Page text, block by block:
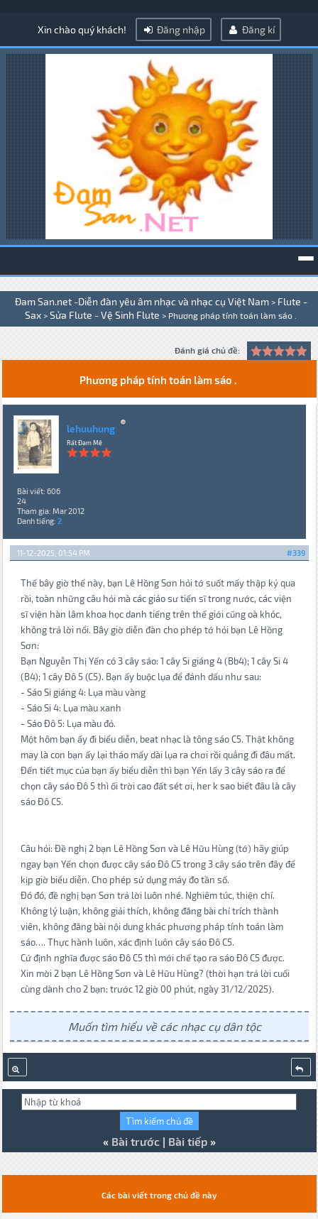
Xin chào quý khách! Đăng nhập Đăng kí
Đam San.net -Diễn đàn yêu âm nhạc và nhạc cụ Việt Nam > Flute -
Sax > Sửa Flute - Vệ Sinh Flute > Phương pháp tính toán làm sáo .
Đánh giá chủ đề:
Phương pháp tính toán làm sáo .
lehuuhung
Rất Đam Mê
Bài viết: 606
24
Tham gia: Mar 2012
Danh tiếng: 2
#339
11-12-2025, 01:54 PM
Thế bây giờ thế này, bạn Lê Hồng Sơn hỏi tớ suốt mấy thập kỷ qua
rồi, toàn những câu hỏi mà các giáo sư tiến sĩ trong nước, các viện
sĩ viện hàn lâm khoa học danh tiếng trên thế giới cũng oà khóc,
không trả lời nổi. Bây giờ diễn đàn cho phép tớ hỏi bạn Lê Hồng
Sơn:
Bạn Nguyễn Thị Yến có 3 cây sáo: 1 cây Si giáng 4 (Bb4); 1 cây Si 4
(B4); 1 cây Đô 5 (C5). Bạn ấy buộc lụa để đánh dấu như sau:
- Sáo Si giáng 4: Lụa màu vàng
- Sáo Si 4: Lụa màu xanh
- Sáo Đô 5: Lụa màu đỏ.
Một hôm bạn ấy đi biểu diễn, beat nhạc là tông sáo C5. Thật không
may là con bạn ấy lại tháo mấy dài lụa ra chơi rồi quẳng đi đâu mất.
Đến tiết mục của bạn ấy biểu diễn thì bạn Yến lấy 3 cây sáo ra để
chọn cây sáo Đô 5 thì ối trời cao đất sét ơi, her k sao biết đâu là cây
sáo Đô C5.
Câu hỏi: Đề nghị 2 bạn Lê Hồng Sơn và Lê Hữu Hùng (tớ) hãy giúp
ngay bạn Yến chọn được cây sáo Đô C5 trong 3 cây sáo trên đây để
kịp giờ biểu diễn. Cho phép sử dụng máy đo tần số.
Đó đó, đề nghị bạn Sơn trả lời luôn nhé. Nghiêm túc, thiện chí.
Không lý luận, không giải thích, không đăng bài chỉ trích thành
viên, không đăng bài nội dung khác phương pháp tính toán làm
sáo…. Thực hành luôn, xác định luôn cây sáo Đô C5.
Cứ định nghĩa được sáo Đô C5 thì mới chế tạo ra sáo Đô C5 được.
Xin mời 2 bạn Lê Hồng Sơn và Lê Hữu Hùng? (thời hạn trả lời cuối
cùng dành cho 2 bạn: trước 12 giờ 00 phút, ngày 31/12/2025).
Muốn tìm hiểu về các nhạc cụ dân tộc
« Bài trước| Bài tiếp»
Các bài viết trong chủ đề này